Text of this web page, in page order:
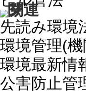
先読み環境
環境管理(
環境最新情
公害防止管